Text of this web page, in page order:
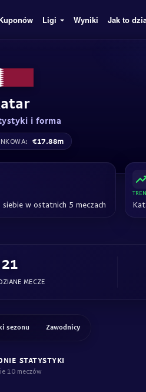
Ligi Wyniki Jak to
i forma
€17.88m
w ostatnich 5 meczach
21
MECZE
sezonu Zawodnicy
STATYSTYKI
10 meczów